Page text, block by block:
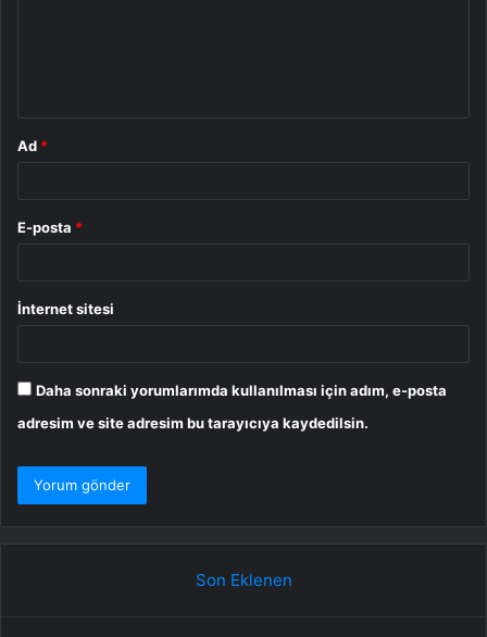
Ad *
E-posta *
İnternet sitesi
Daha sonraki yorumlarımda kullanılması için adım, e-posta
adresim ve site adresim bu tarayıcıya kaydedilsin.
Son Eklenen